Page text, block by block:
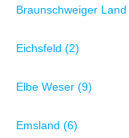
Braunschweiger Land
Eichsfeld (2)
Elbe Weser (9)
Emsland (6)